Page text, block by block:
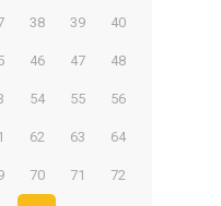
38 39 40
46 47 48
54 55 56
62 63 64
70 71 72